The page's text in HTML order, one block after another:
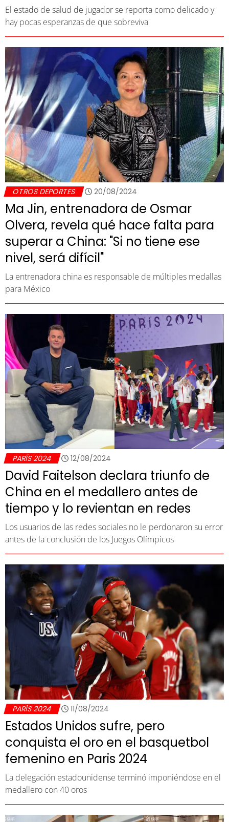
El estado de salud de jugador se reporta como delicado y
hay pocas esperanzas de que sobreviva
OTROS DEPORTES 20/08/2024
Ma Jin, entrenadora de Osmar
Olvera, revela qué hace falta para
superar a China: "Si no tiene ese
nivel, será difícil"
La entrenadora china es responsable de múltiples medallas
para México
PARÍS 2024 12/08/2024
David Faitelson declara triunfo de
China en el medallero antes de
tiempo y lo revientan en redes
Los usuarios de las redes sociales no le perdonaron su error
antes de la conclusión de los Juegos Olímpicos
PARÍS 2024 11/08/2024
Estados Unidos sufre, pero
conquista el oro en el basquetbol
femenino en Paris 2024
La delegación estadounidense terminó imponiéndose en el
medallero con 40 oros